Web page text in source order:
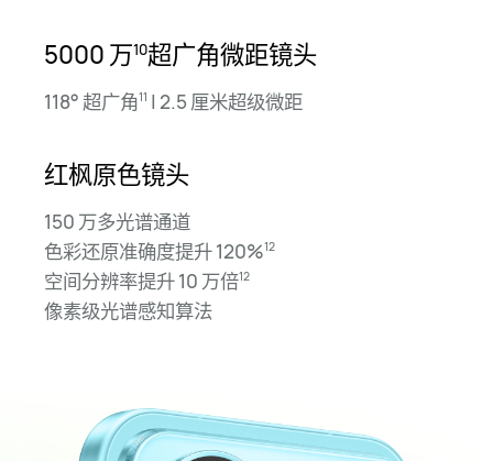
5000 万10超广角微距镜头
118° 超广角11 | 2.5 厘米超级微距
红枫原色镜头
150 万多光谱通道
色彩还原准确度提升 120%12
空间分辨率提升 10 万倍12
像素级光谱感知算法